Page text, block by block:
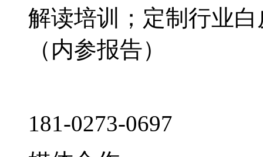
解读培训；定制行业
（内参报告）
181-0273-0697